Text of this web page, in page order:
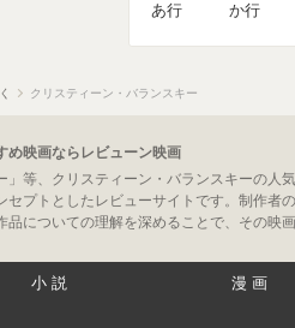
あ行 か行
く クリスティーン・バランスキー
め映画ならレビューン映画
」等、クリスティーン・バランスキーの
プトとしたレビューサイトです。制作
についての理解を深めることで、その映
小説 漫画